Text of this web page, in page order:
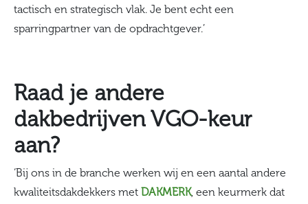
tactisch en strategisch vlak. Je bent echt een
sparringpartner van de opdrachtgever.’
Raad je andere
dakbedrijven VGO-keur
aan?
‘Bij ons in de branche werken wij en een aantal andere
kwaliteitsdakdekkers met DAKMERK, een keurmerk dat